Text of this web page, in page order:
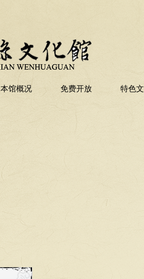
本馆概况 免费开放 特色